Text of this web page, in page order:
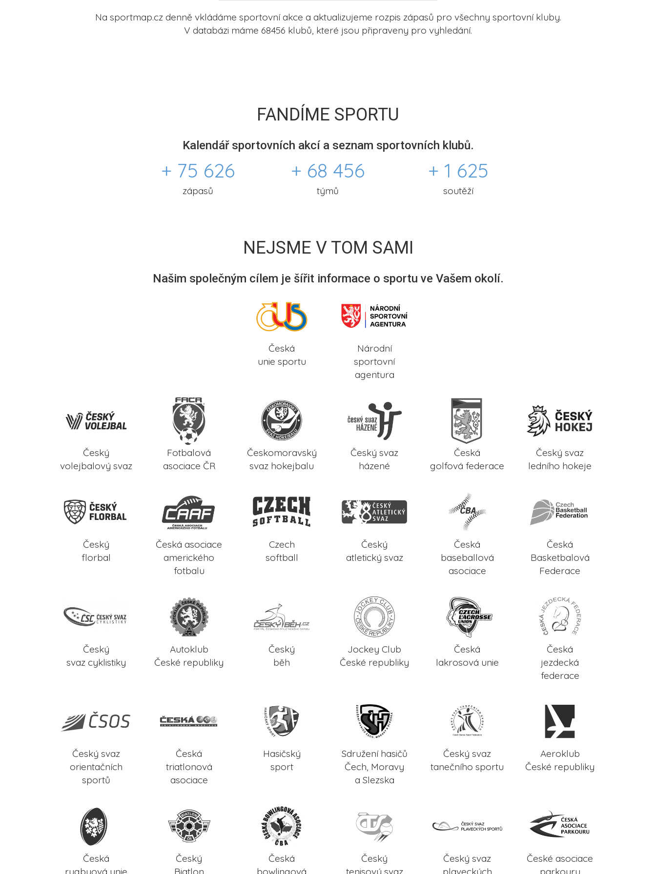
Na sportmap.cz denně vkládáme sportovní akce a aktualizujeme rozpis zápasů pro všechny sportovní kluby.
V databázi máme 68456 klubů, které jsou připraveny pro vyhledání.
FANDÍME SPORTU
Kalendář sportovních akcí a seznam sportovních klubů.
+ 75 626
zápasů
+ 68 456
týmů
+ 1 625
soutěží
NEJSME V TOM SAMI
Našim společným cílem je šířit informace o sportu ve Vašem okolí.
Česká
unie sportu
Národní
sportovní
agentura
Český
volejbalový svaz
Fotbalová
asociace ČR
Českomoravský
svaz hokejbalu
Český svaz
házené
Česká
golfová federace
Český svaz
ledního hokeje
Český
florbal
Česká asociace
amerického
fotbalu
Czech
softball
Český
atletický svaz
Česká
baseballová
asociace
Česká
Basketbalová
Federace
Český
svaz cyklistiky
Autoklub
České republiky
Český
běh
Jockey Club
České republiky
Česká
lakrosová unie
Česká
jezdecká
federace
Český svaz
orientačních
sportů
Česká
triatlonová
asociace
Hasičský
sport
Sdružení hasičů
Čech, Moravy
a Slezska
Český svaz
tanečního sportu
Aeroklub
České republiky
Česká
rugbyová unie
Český
Biatlon
Česká
bowlingová
Český
tenisový svaz
Český svaz
plaveckých
České asociace
parkouru